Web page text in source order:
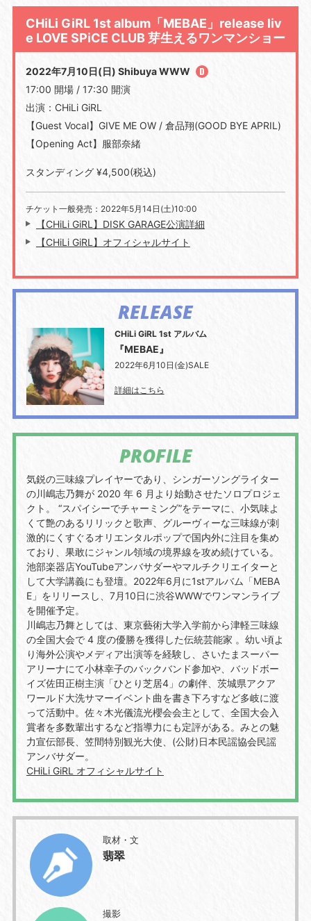
CHiLi GiRL 1st album「MEBAE」release liv
e LOVE SPiCE CLUB 芽生えるワンマンショー
2022年7月10日(日) Shibuya WWW
17:00 開場 / 17:30 開演
出演：CHiLi GiRL
【Guest Vocal】GIVE ME OW / 倉品翔(GOOD BYE APRIL)
【Opening Act】服部奈緒
スタンディング ¥4,500(税込)
チケット一般発売：2022年5月14日(土)10:00
【CHiLi GiRL】DISK GARAGE公演詳細
【CHiLi GiRL】オフィシャルサイト
RELEASE
CHiLi GiRL 1st アルバム
『MEBAE』
2022年6月10日(金)SALE
詳細はこちら
PROFILE
気鋭の三味線プレイヤーであり、シンガーソングライター
の川嶋志乃舞が 2020 年 6 月より始動させたソロプロジェ
クト。 “スパイシーでチャーミング”をテーマに、小気味よ
くて艶のあるリリックと歌声、グルーヴィーな三味線が刺
激的にくすぐるオリエンタルポップで国内外に注目を集め
ており、果敢にジャンル領域の境界線を攻め続けている。
池部楽器店YouTubeアンバサダーやマルチクリエイターと
して大学講義にも登壇。2022年6月に1stアルバム「MEBA
E」をリリースし、7月10日に渋谷WWWでワンマンライブ
を開催予定。
川嶋志乃舞としては、東京藝術大学入学前から津軽三味線
の全国大会で 4 度の優勝を獲得した伝統芸能家 。幼い頃よ
り海外公演やメディア出演等を経験し、さいたまスーパー
アリーナにて小林幸子のバックバンド参加や、バッドボー
イズ佐田正樹主演「ひとり芝居4」の劇伴、茨城県アクア
ワールド大洗サマーイベント曲を書き下ろすなど多岐に渡
って活動中。佐々木光儀流光櫻会会主として、全国大会入
賞者を多数輩出するなど指導力にも定評がある。みとの魅
力宣伝部長、笠間特別観光大使、(公財)日本民謡協会民謡
アンバサダー。
CHiLi GiRL オフィシャルサイト
取材・文
翡翠
撮影